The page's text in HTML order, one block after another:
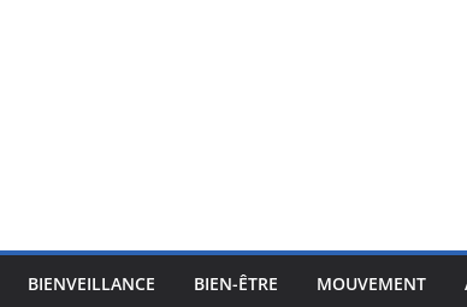
BIENVEILLANCE BIEN-ÊTRE MOUVEMENT